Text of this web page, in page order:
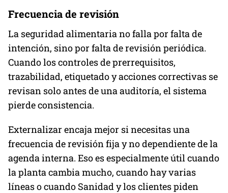
Frecuencia de revisión
La seguridad alimentaria no falla por falta de
intención, sino por falta de revisión periódica.
Cuando los controles de prerrequisitos,
trazabilidad, etiquetado y acciones correctivas se
revisan solo antes de una auditoría, el sistema
pierde consistencia.
Externalizar encaja mejor si necesitas una
frecuencia de revisión fija y no dependiente de la
agenda interna. Eso es especialmente útil cuando
la planta cambia mucho, cuando hay varias
líneas o cuando Sanidad y los clientes piden